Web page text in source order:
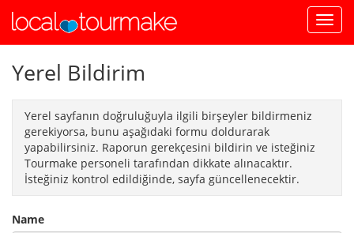
Yerel Bildirim
Yerel sayfanın doğruluğuyla ilgili birşeyler bildirmeniz
gerekiyorsa, bunu aşağıdaki formu doldurarak
yapabilirsiniz. Raporun gerekçesini bildirin ve isteğiniz
Tourmake personeli tarafından dikkate alınacaktır.
İsteğiniz kontrol edildiğinde, sayfa güncellenecektir.
Name